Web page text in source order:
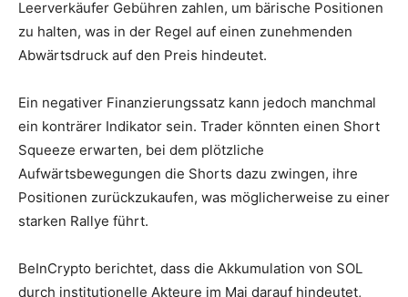
Leerverkäufer Gebühren zahlen, um bärische Positionen
zu halten, was in der Regel auf einen zunehmenden
Abwärtsdruck auf den Preis hindeutet.
Ein negativer Finanzierungssatz kann jedoch manchmal
ein konträrer Indikator sein. Trader könnten einen Short
Squeeze erwarten, bei dem plötzliche
Aufwärtsbewegungen die Shorts dazu zwingen, ihre
Positionen zurückzukaufen, was möglicherweise zu einer
starken Rallye führt.
BeInCrypto berichtet, dass die Akkumulation von SOL
durch institutionelle Akteure im Mai darauf hindeutet,